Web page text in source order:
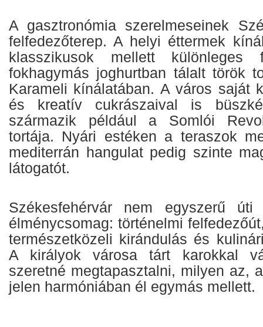
A gasztronómia szerelmeseinek
felfedezőterep. A helyi éttermek
klasszikusok mellett különleges
fokhagymás joghurtban tálalt török
Karameli kínálatában. A város saját
és kreatív cukrászaival is
származik például a Somlói
tortája. Nyári estéken a teraszok
mediterrán hangulat pedig szinte
látogatót.
Székesfehérvár nem egyszerű
élménycsomag: történelmi
természetközeli kirándulás és
A királyok városa tárt karokkal
szeretné megtapasztalni, milyen az,
jelen harmóniában él egymás mellett.